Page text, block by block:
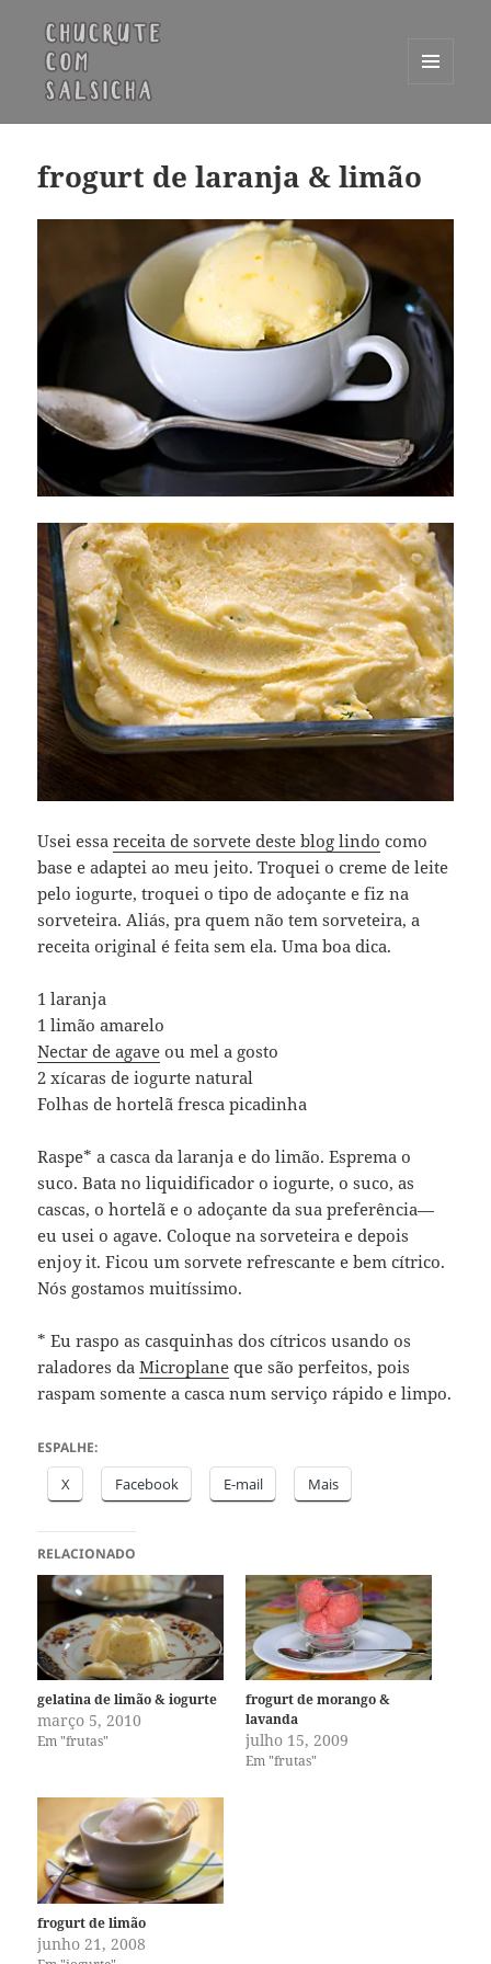
WIDGETS
frogurt de laranja & limão
Usei essareceita de sorvete deste blog lindo como
base e adaptei ao meu jeito. Troquei o creme de leite
pelo iogurte, troquei o tipo de adoçante e fiz na
sorveteira. Aliás, pra quem não tem sorveteira, a
receita original é feita sem ela. Uma boa dica.
1 laranja
1 limão amarelo
Nectar de agave ou mel a gosto
2 xícaras de iogurte natural
Folhas de hortelã fresca picadinha
Raspe* a casca da laranja e do limão. Esprema o
suco. Bata no liquidificador o iogurte, o suco, as
cascas, o hortelã e o adoçante da sua preferência—
eu usei o agave. Coloque na sorveteira e depois
enjoy it. Ficou um sorvete refrescante e bem cítrico.
Nós gostamos muitíssimo.
* Eu raspo as casquinhas dos cítricos usando os
raladores daMicroplane que são perfeitos, pois
raspam somente a casca num serviço rápido e limpo.
ESPALHE:
X Facebook E-mail Mais
RELACIONADO
gelatina de limão & iogurte
março 5, 2010
Em "frutas"
frogurt de morango &
lavanda
julho 15, 2009
Em "frutas"
frogurt de limão
junho 21, 2008